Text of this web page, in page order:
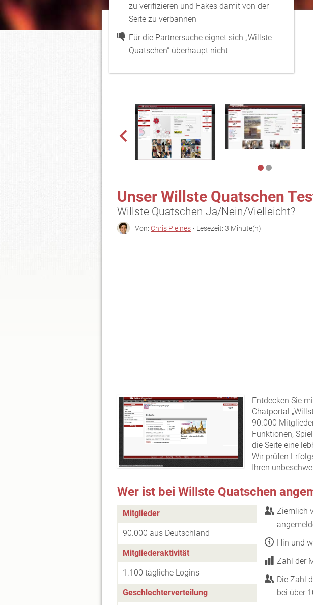
zu verifizieren und Fakes damit von der
Seite zu verbannen
Für die Partnersuche eignet sich „Willste
Quatschen“ überhaupt nicht
Unser Willste Quatschen
Willste Quatschen Ja/Nein/Vielleicht?
Von: Chris Pleines • Lesezeit: 3 Minute(n)
Entdecken Sie
Chatportal
90.000
Funktionen,
die Seite eine
Wir prüfen
Ihren
Wer ist bei Willste Quatschen
Mitglieder
90.000 aus Deutschland
Mitgliederaktivität
1.100 tägliche Logins
Geschlechterverteilung
Ziemlich
Hin und
Zahl der
Die Zahl
bei über